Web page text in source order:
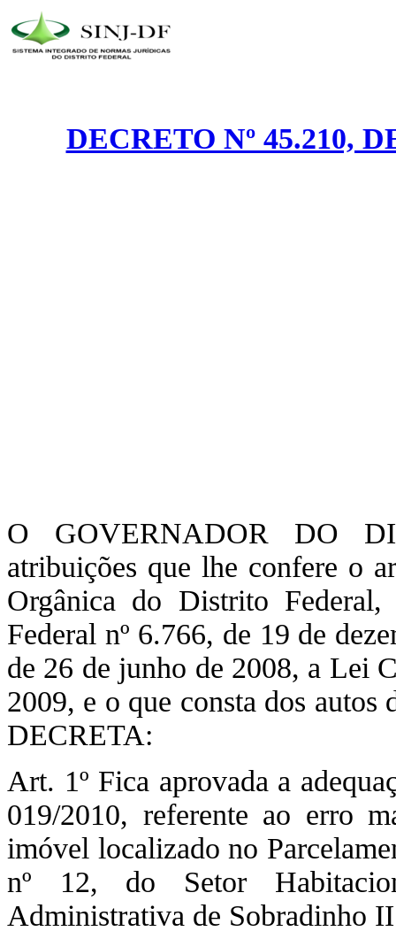
DECRETO Nº 45.210,
O GOVERNADOR DO
atribuições que lhe confere o
Orgânica do Distrito
Federal nº 6.766, de 19 de
de 26 de junho de 2008, a Lei
2009, e o que consta dos autos
DECRETA:
Art. 1º Fica aprovada a
019/2010, referente ao erro
imóvel localizado no
nº 12, do Setor
Administrativa de Sobradinho